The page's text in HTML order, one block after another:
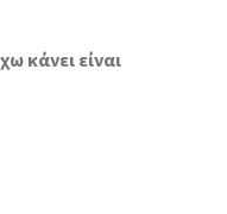
κάνει είναι